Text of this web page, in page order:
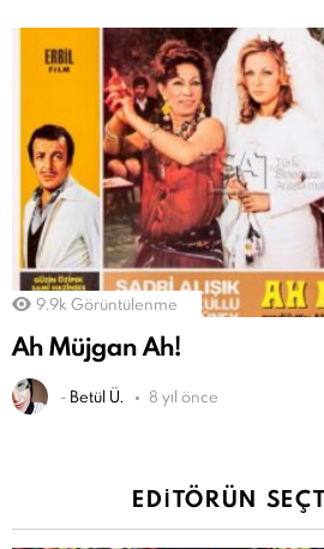
9.9k Görüntülenme
Ah Müjgan Ah!
- Betül Ü. 8 yıl önce
EDITÖRÜN